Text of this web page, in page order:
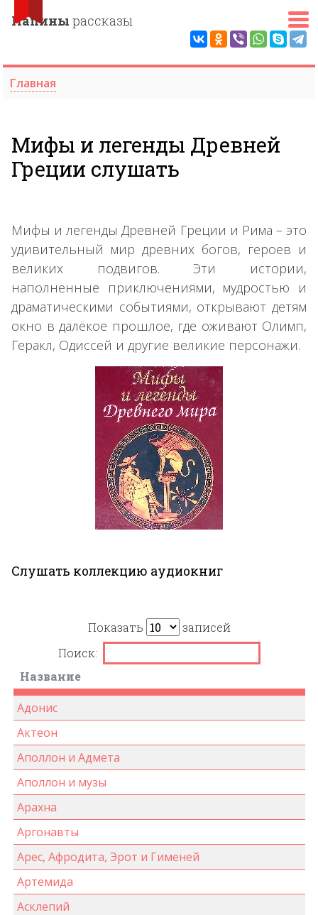
Папины рассказы
Главная
Мифы и легенды Древней
Греции слушать
Мифы и легенды Древней Греции и Рима – это
удивительный мир древних богов, героев и
великих подвигов. Эти истории,
наполненные приключениями, мудростью и
драматическими событиями, открывают детям
окно в далёкое прошлое, где оживают Олимп,
Геракл, Одиссей и другие великие персонажи.
Слушать коллекцию аудиокниг
Показать
записей
Поиск:
Название
Адонис
Актеон
Аполлон и Адмета
Аполлон и музы
Арахна
Аргонавты
Арес, Афродита, Эрот и Гименей
Артемида
Асклепий